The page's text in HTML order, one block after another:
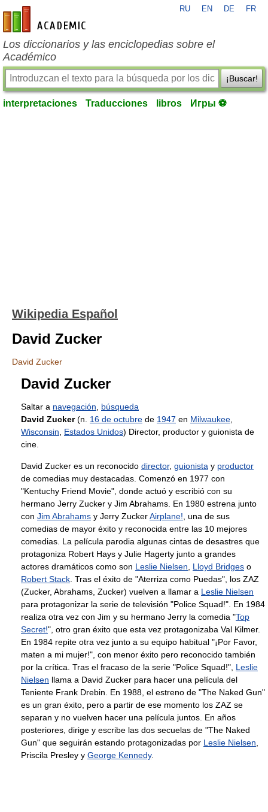
es-academic.com
RU EN DE FR
Los diccionarios y las enciclopedias sobre el
Académico
¡Buscar!
interpretaciones Traducciones libros Игры ⚽
Wikipedia Español
David Zucker
David Zucker
David Zucker
Saltar a navegación
búsqueda
David Zucker(n. 16 de octubre de 1947 en Milwaukee
Wisconsin
Estados Unidos) Director, productor y guionista de
cine.
David Zucker es un reconocido director, guionista y productor
de comedias muy destacadas. Comenzó en 1977 con
"Kentuchy Friend Movie", donde actuó y escribió con su
hermano Jerry Zucker y Jim Abrahams. En 1980 estrena junto
con Jim Abrahams y Jerry ZuckerAirplane! , una de sus
comedias de mayor éxito y reconocida entre las 10 mejores
comedias. La película parodia algunas cintas de desastres que
protagoniza Robert Hays y Julie Hagerty junto a grandes
actores dramáticos como son Leslie Nielsen Lloyd Bridges o
Robert Stack . Tras el éxito de "Aterriza como Puedas", los ZAZ
(Zucker, Abrahams, Zucker) vuelven a llamar a Leslie Nielsen
para protagonizar la serie de televisión "Police Squad!". En 1984
realiza otra vez con Jim y su hermano Jerry la comedia "Top
Secret!", otro gran éxito que esta vez protagonizaba Val Kilmer.
En 1984 repite otra vez junto a su equipo habitual "¡Por Favor,
maten a mi mujer!", con menor éxito pero reconocido también
por la crítica. Tras el fracaso de la serie "Police Squad!", Leslie
Nielsen llama a David Zucker para hacer una película del
Teniente Frank Drebin. En 1988, el estreno de "The Naked Gun"
es un gran éxito, pero a partir de ese momento los ZAZ se
separan y no vuelven hacer una película juntos. En años
posteriores, dirige y escribe las dos secuelas de "The Naked
Gun" que seguirán estando protagonizadas por Leslie Nielsen
Priscila Presley y George Kennedy.